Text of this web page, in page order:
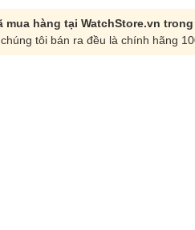
mua hàng tại WatchStore.vn
tôi bán ra đều là chính hãng